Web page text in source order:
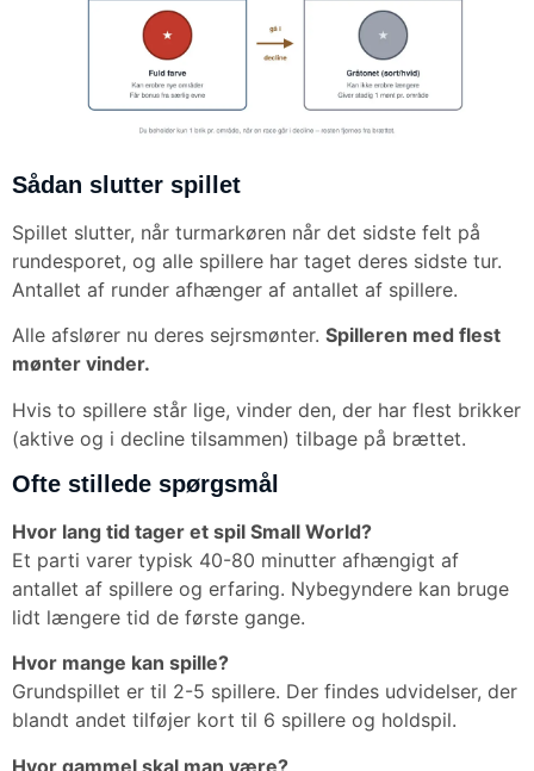
Sådan slutter spillet
Spillet slutter, når turmarkøren når det sidste felt på
rundesporet, og alle spillere har taget deres sidste tur.
Antallet af runder afhænger af antallet af spillere.
Alle afslører nu deres sejrsmønter. Spilleren med flest
mønter vinder.
Hvis to spillere står lige, vinder den, der har flest brikker
(aktive og i decline tilsammen) tilbage på brættet.
Ofte stillede spørgsmål
Hvor lang tid tager et spil Small World?
Et parti varer typisk 40-80 minutter afhængigt af
antallet af spillere og erfaring. Nybegyndere kan bruge
lidt længere tid de første gange.
Hvor mange kan spille?
Grundspillet er til 2-5 spillere. Der findes udvidelser, der
blandt andet tilføjer kort til 6 spillere og holdspil.
Hvor gammel skal man være?